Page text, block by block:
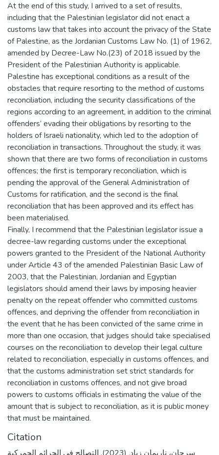
At the end of this study, I arrived to a set of results,
including that the Palestinian legislator did not enact a
customs law that takes into account the privacy of the State
of Palestine, as the Jordanian Customs Law No. (1) of 1962,
amended by Decree-Law No.(23) of 2018 issued by the
President of the Palestinian Authority is applicable.
Palestine has exceptional conditions as a result of the
obstacles that require resorting to the method of customs
reconciliation, including the security classifications of the
regions according to an agreement, in addition to the criminal
offenders’ evading their obligations by resorting to the
holders of Israeli nationality, which led to the adoption of
reconciliation in transactions. Throughout the study, it was
shown that there are two forms of reconciliation in customs
offences; the first is temporary reconciliation, which is
pending the approval of the General Administration of
Customs for ratification, and the second is the final
reconciliation that has been approved and its effect has
been materialised.
Finally, I recommend that the Palestinian legislator issue a
decree-law regarding customs under the exceptional
powers granted to the President of the National Authority
under Article 43 of the amended Palestinian Basic Law of
2003, that the Palestinian, Jordanian and Egyptian
legislators should amend their laws by imposing heavier
penalty on the repeat offender who committed customs
offences, and depriving the offender from reconciliation in
the event that he has been convicted of the same crime in
more than one occasion, that judges should take specialised
courses on the reconciliation to develop their legal culture
related to reconciliation, especially in customs offences, and
that the customs administration set strict standards for
reconciliation in customs offences, and not give broad
powers to customs officials in estimating the value of the
amount that is subject to reconciliation, as it is public money
that must be maintained.
Citation